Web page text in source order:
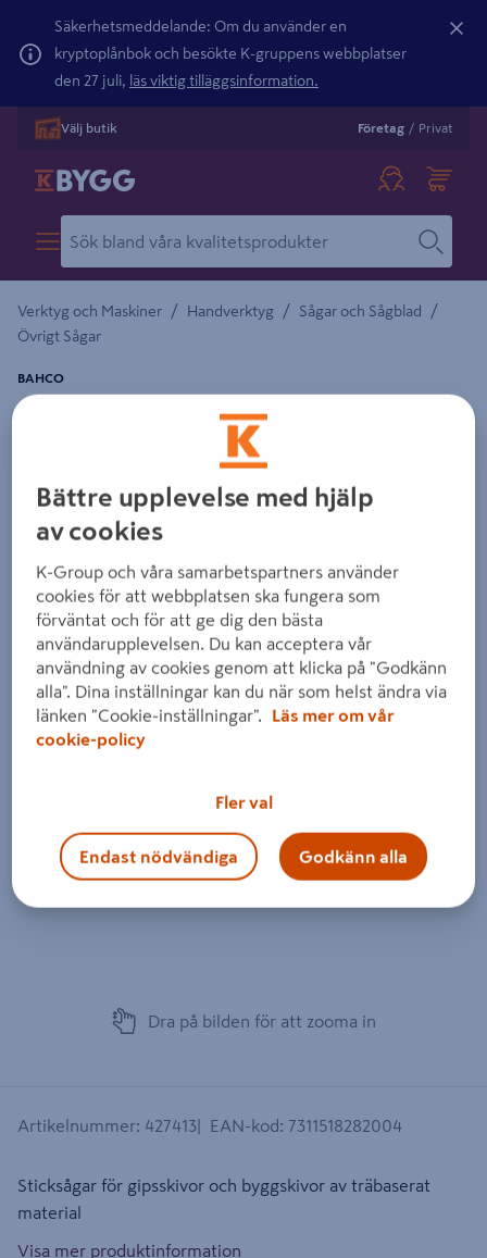
Säkerhetsmeddelande: Om du använder en
kryptoplånbok och besökte K-gruppens webbplatser
den 27 juli, läs viktig tilläggsinformation.
Välj butik Företag / Privat
Verktyg och Maskiner / Handverktyg / Sågar och Sågblad /
Övrigt Sågar
GIPSSÅG STICKSÅG PROFCUT FÖR HÅLT. I
BAHCO
Detaljerad beskrivning finns i produktbeskrivningsområdet
Dra på bilden för att zooma in
Artikelnummer: 427413 EAN-kod: 7311518282004
Sticksågar för gipsskivor och byggskivor av träbaserat
material
Visa mer produktinformation
Bättre upplevelse med hjälp
av cookies
K-Group och våra samarbetspartners använder
cookies för att webbplatsen ska fungera som
förväntat och för att ge dig den bästa
användarupplevelsen. Du kan acceptera vår
användning av cookies genom att klicka på "Godkänn
alla". Dina inställningar kan du när som helst ändra via
länken "Cookie-inställningar".
Läs mer om vår
cookie-policy
Fler val
Endast nödvändiga Godkänn alla